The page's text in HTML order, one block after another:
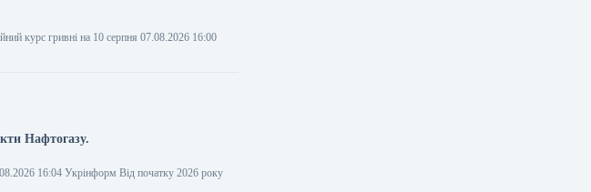
курс гривні на 10 серпня 07.08.2026 16:00
Нафтогазу.
16:04 Укрінформ Від початку 2026 року